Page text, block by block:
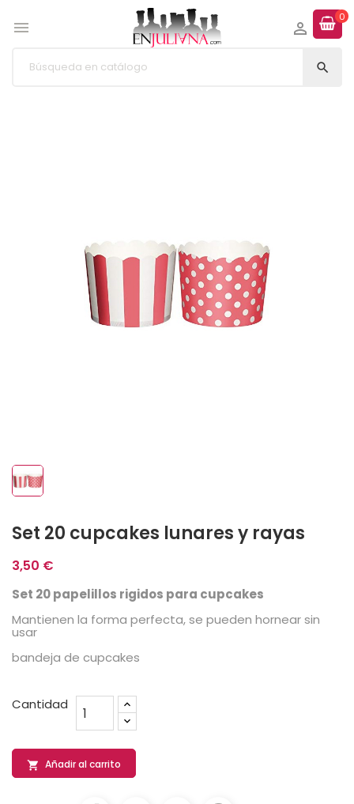

0


Set 20 cupcakes lunares y rayas
3,50 €
Set 20 papelillos rigidos para cupcakes
Mantienen la forma perfecta, se pueden hornear sin
usar
bandeja de cupcakes
Cantidad
 Añadir al carrito